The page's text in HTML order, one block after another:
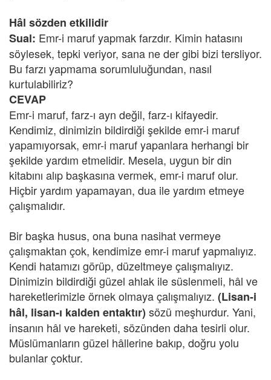
Hâl sözden etkilidir
Sual: Emr-i maruf yapmak farzdır. Kimin hatasını
söylesek, tepki veriyor, sana ne der gibi bizi tersliyor.
Bu farzı yapmama sorumluluğundan, nasıl
kurtulabiliriz?
CEVAP
Emr-i maruf, farz-ı ayn değil, farz-ı kifayedir.
Kendimiz, dinimizin bildirdiği şekilde emr-i maruf
yapamıyorsak, emr-i maruf yapanlara herhangi bir
şekilde yardım etmelidir. Mesela, uygun bir din
kitabını alıp başkasına vermek, emr-i maruf olur.
Hiçbir yardım yapamayan, dua ile yardım etmeye
çalışmalıdır.
Bir başka husus, ona buna nasihat vermeye
çalışmaktan çok, kendimize emr-i maruf yapmalıyız.
Kendi hatamızı görüp, düzeltmeye çalışmalıyız.
Dinimizin bildirdiği güzel ahlak ile süslenmeli, hâl ve
hareketlerimizle örnek olmaya çalışmalıyız. (Lisan-i
hâl, lisan-ı kalden entaktır) sözü meşhurdur. Yani,
insanın hâl ve hareketi, sözünden daha tesirli olur.
Müslümanların güzel hâllerine bakıp, doğru yolu
bulanlar çoktur.